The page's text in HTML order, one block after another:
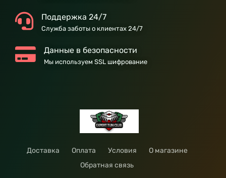
Поддержка 24/7
Служба заботы о клиентах 24/7
Данные в безопасности
Мы используем SSL шифрование
Доставка Оплата Условия
О магазине
Обратная связь